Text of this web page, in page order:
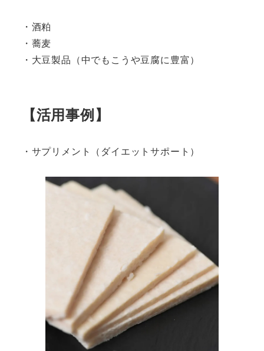
・酒粕
・蕎麦
・大豆製品（中でもこうや豆腐に豊富）
【活用事例】
・サプリメント（ダイエットサポート）